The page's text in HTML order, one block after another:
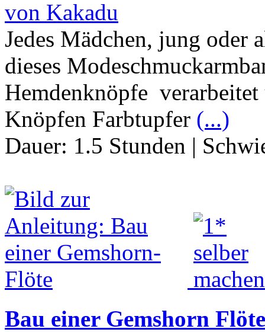
von Kakadu
Jedes Mädchen, jung oder
dieses
Hemdenknöpfe
Knöpfen Farbtupfer (...)
Dauer: 1.5 Stunden |
Bau einer Gemshorn Flöte